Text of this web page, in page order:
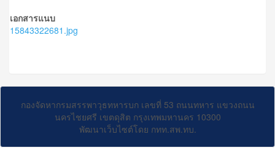
เอกสารแนบ
15843322681.jpg
กองจัดหากรมสรรพาวุธทหารบก เลขที่ 53 ถนนทหาร แขวงถนน
นครไชยศรี เขตดุสิต กรุงเทพมหานคร 10300
พัฒนาเว็บไซต์โดย กทท.สพ.ทบ.